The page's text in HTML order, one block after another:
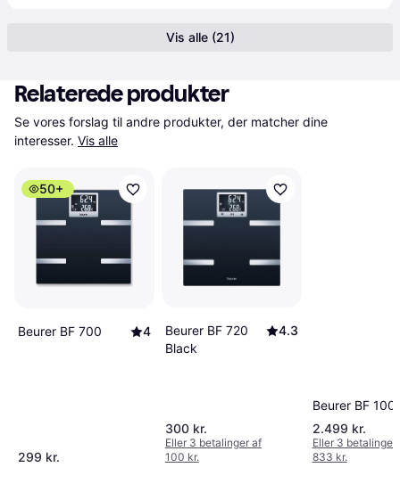
Vis alle (21)
Relaterede produkter
Se vores forslag til andre produkter, der matcher dine
interesser. Vis alle
50+
Beurer BF 700 4
299 kr.
Beurer BF 720
Black
4.3
300 kr.
Eller 3 betalinger af
100 kr.
Beurer BF
2.499 kr.
Eller 3 betalinger
833 kr.